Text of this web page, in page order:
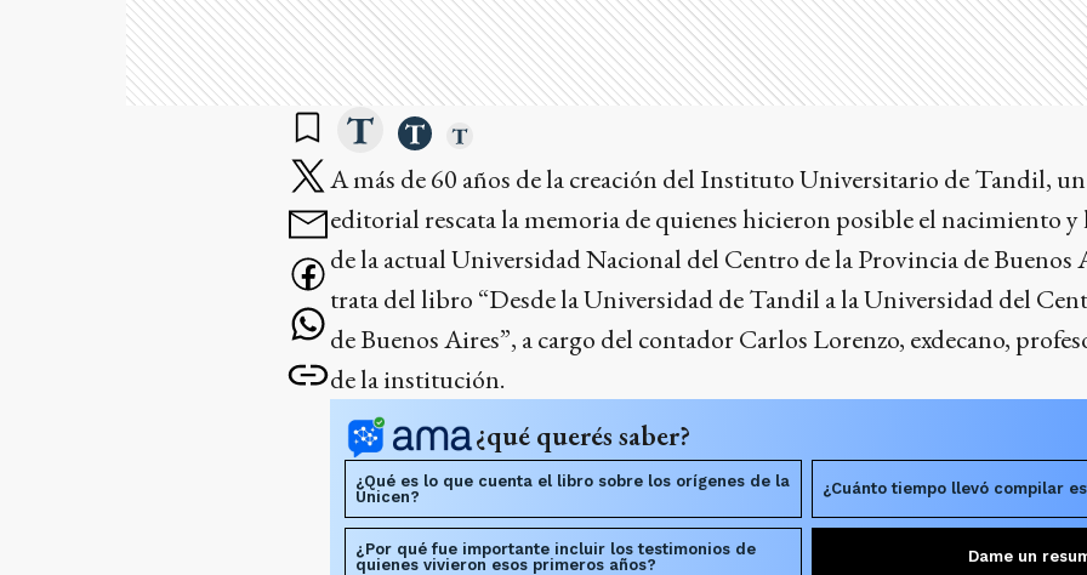
A más de 60 años de la creación del Instituto Universitario de Tandil,
editorial rescata la memoria de quienes hicieron posible el nacimiento
de la actual Universidad Nacional del Centro de la Provincia de Buenos
trata del libro “Desde la Universidad de Tandil a la Universidad del
de Buenos Aires”, a cargo del contador Carlos Lorenzo, exdecano,
de la institución.
¿qué querés saber?
¿Qué es lo que cuenta el libro sobre los orígenes de la
Unicen?
¿Cuánto tiempo llevó compilar
¿Por qué fue importante incluir los testimonios de
quienes vivieron esos primeros años?
Dame un